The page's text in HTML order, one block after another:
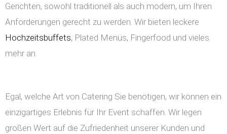
Gerichten, sowohl traditionell als auch modern, um Ihren
Anforderungen gerecht zu werden. Wir bieten leckere
Hochzeitsbuffets, Plated Menüs, Fingerfood und vieles
mehr an.
Egal, welche Art von Catering Sie benötigen, wir können ein
einzigartiges Erlebnis für Ihr Event schaffen. Wir legen
großen Wert auf die Zufriedenheit unserer Kunden und